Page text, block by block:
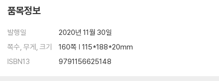
품목정보
발행일
2020년 11월 30일
쪽수, 무게, 크기
160쪽 | 115*188*20mm
ISBN13
9791156625148